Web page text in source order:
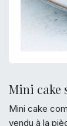
Mini cake
Mini cake
vendu à la